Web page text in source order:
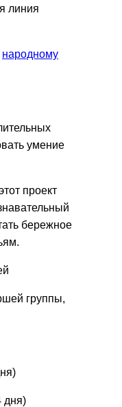
линия
народному
умение
проект
бережное
группы,
дня)